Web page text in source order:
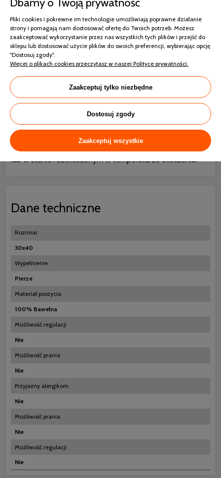
cenione od wielu lat.
Konserwacja:nie prać, nie prasować, nie bielić, nie
chlorować, suszyć w stanie rozwieszonym.
Opakowanie:wyroby z tej kolekcji zapakowane są w
praktyczne opakowania foliowo-materiałowe.
Produkt z atestem PZH- wydanym przez Narodowy
Instutut Zdrowia Publicznego
Zalecenia dotyczące użytkowania produktów
puchowych:
1. Systematycznie wietrzyć.
2. Systematycznie roztrzepywać.
3. W przypadku zmoczenia suszyć w suszarce bębnowej
lub w stanie rozwieszonym w temperaturze otoczenia.
Dane techniczne
Rozmiar
30x40
Wypełnienie
Pierze
Materiał poszycia
100% Bawełna
Możliwość regulacji
Nie
Możliwość prania
Nie
Przyjazny alergikom
Nie
Możliwość prania
Nie
Możliwość regulacji
Nie
Pliki cookies i pokrewne im technologie umożliwiają poprawne działanie
strony i pomagają nam dostosować ofertę do Twoich potrzeb. Możesz
zaakceptować wykorzystanie przez nas wszystkich tych plików i przejść do
sklepu lub dostosować użycie plików do swoich preferencji, wybierając opcję
"Dostosuj zgody".
Więcej o plikach cookies przeczytasz w naszej Polityce prywatności.
Zaakceptuj tylko niezbędne
Dostosuj zgody
Zaakceptuj wszystkie